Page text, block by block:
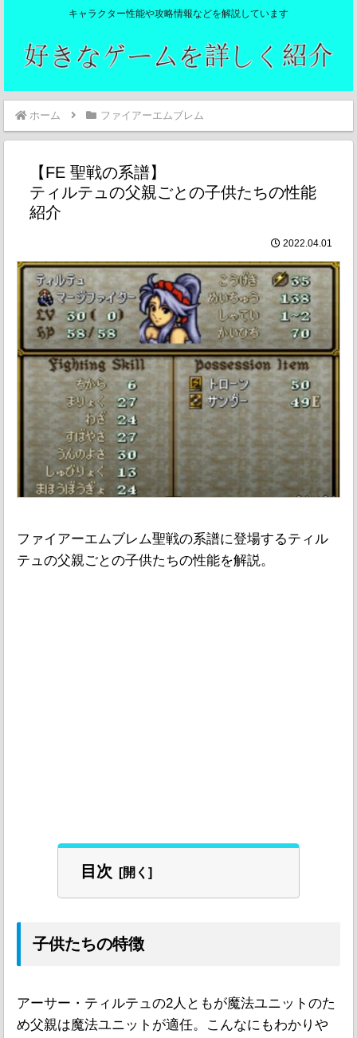
キャラクター性能や攻略情報などを解説しています
ホーム ファイアーエムブレム
【FE 聖戦の系譜】
ティルテュの父親ごとの子供たちの性能
紹介
2022.04.01
ファイアーエムブレム聖戦の系譜に登場するティル
テュの父親ごとの子供たちの性能を解説。
目次
子供たちの特徴
アーサー・ティルテュの2人ともが魔法ユニットのた
め父親は魔法ユニットが適任。こんなにもわかりや